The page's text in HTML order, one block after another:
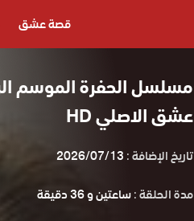
قصة عشق
عشق الاصلي HD
تاريخ الإضافة :2026/07/13
مدة الحلقة :ساعتين و 36 دقيقة